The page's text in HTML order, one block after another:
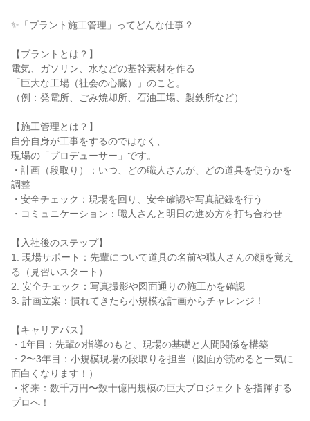
✨「プラント施工管理」ってどんな仕事？
【プラントとは？】
電気、ガソリン、水などの基幹素材を作る
「巨大な工場（社会の心臓）」のこと。
（例：発電所、ごみ焼却所、石油工場、製鉄所など）
【施工管理とは？】
自分自身が工事をするのではなく、
現場の「プロデューサー」です。
・計画（段取り）：いつ、どの職人さんが、どの道具を使うかを
調整
・安全チェック：現場を回り、安全確認や写真記録を行う
・コミュニケーション：職人さんと明日の進め方を打ち合わせ
【入社後のステップ】
1. 現場サポート：先輩について道具の名前や職人さんの顔を覚え
る（見習いスタート）
2. 安全チェック：写真撮影や図面通りの施工かを確認
3. 計画立案：慣れてきたら小規模な計画からチャレンジ！
【キャリアパス】
・1年目：先輩の指導のもと、現場の基礎と人間関係を構築
・2〜3年目：小規模現場の段取りを担当（図面が読めると一気に
面白くなります！）
・将来：数千万円〜数十億円規模の巨大プロジェクトを指揮する
プロへ！